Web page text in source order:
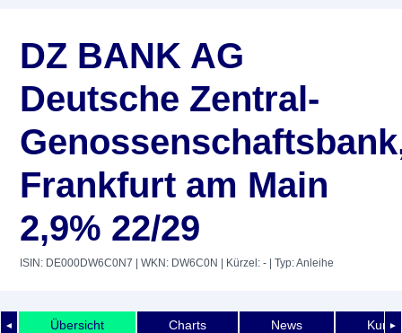
DZ BANK AG
Deutsche Zentral-
Frankfurt am Main
2,9% 22/29
ISIN: DE000DW6C0N7 | WKN: DW6C0N | Kürzel: - | Typ: Anleihe
◄ ►
Übersicht Charts News